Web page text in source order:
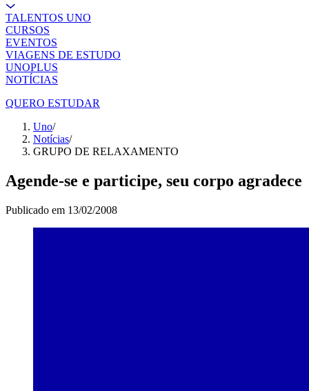
TALENTOS UNO
CURSOS
EVENTOS
VIAGENS DE ESTUDO
UNOPLUS
NOTÍCIAS
QUERO ESTUDAR
Uno/
Notícias/
GRUPO DE RELAXAMENTO
Agende-se e participe, seu corpo agradece
Publicado em 13/02/2008